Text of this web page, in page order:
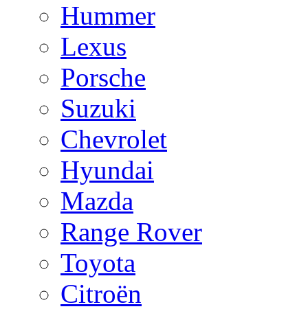
Hummer
Lexus
Porsche
Suzuki
Chevrolet
Hyundai
Mazda
Range Rover
Toyota
Citroën